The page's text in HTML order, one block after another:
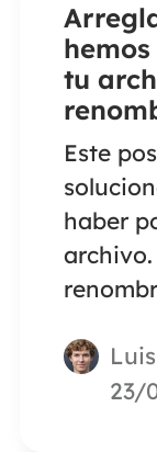
tu
Este
haber
leyendo!
Luis
23/